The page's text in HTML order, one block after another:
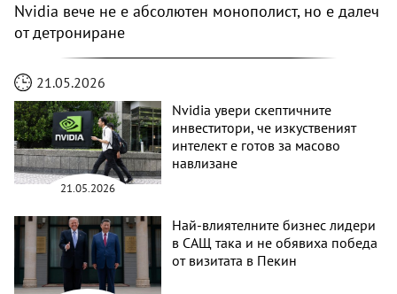
Nvidia вече не е абсолютен монополист, но е далеч
от детрониране
21.05.2026
21.05.2026
Nvidia увери скептичните
инвеститори, че изкуственият
интелект е готов за масово
навлизане
Най-влиятелните бизнес лидери
в САЩ така и не обявиха победа
от визитата в Пекин